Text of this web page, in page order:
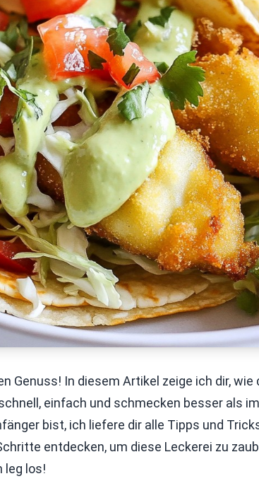
Genuss! In diesem Artikel zeige ich dir,
einfach und schmecken besser als im
bist, ich liefere dir alle Tipps und
entdecken, um diese Leckerei zu
leg los!